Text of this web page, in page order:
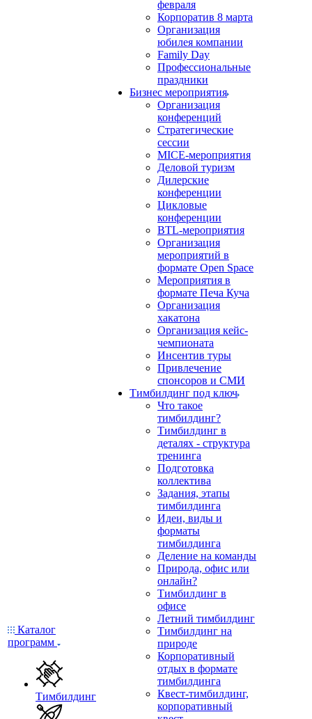
Каталог
программ
Тимбилдинг
февраля
Корпоратив 8 марта
Организация
юбилея компании
Family Day
Профессиональные
праздники
Бизнес мероприятия
Организация
конференций
Стратегические
сессии
MICE-мероприятия
Деловой туризм
Дилерские
конференции
Цикловые
конференции
BTL-мероприятия
Организация
мероприятий в
формате Open Space
Мероприятия в
формате Печа Куча
Организация
хакатона
Организация кейс-
чемпионата
Инсентив туры
Привлечение
спонсоров и СМИ
Тимбилдинг под ключ
Что такое
тимбилдинг?
Тимбилдинг в
деталях - структура
тренинга
Подготовка
коллектива
Задания, этапы
тимбилдинга
Идеи, виды и
форматы
тимбилдинга
Деление на команды
Природа, офис или
онлайн?
Тимбилдинг в
офисе
Летний тимбилдинг
Тимбилдинг на
природе
Корпоративный
отдых в формате
тимбилдинга
Квест-тимбилдинг,
корпоративный